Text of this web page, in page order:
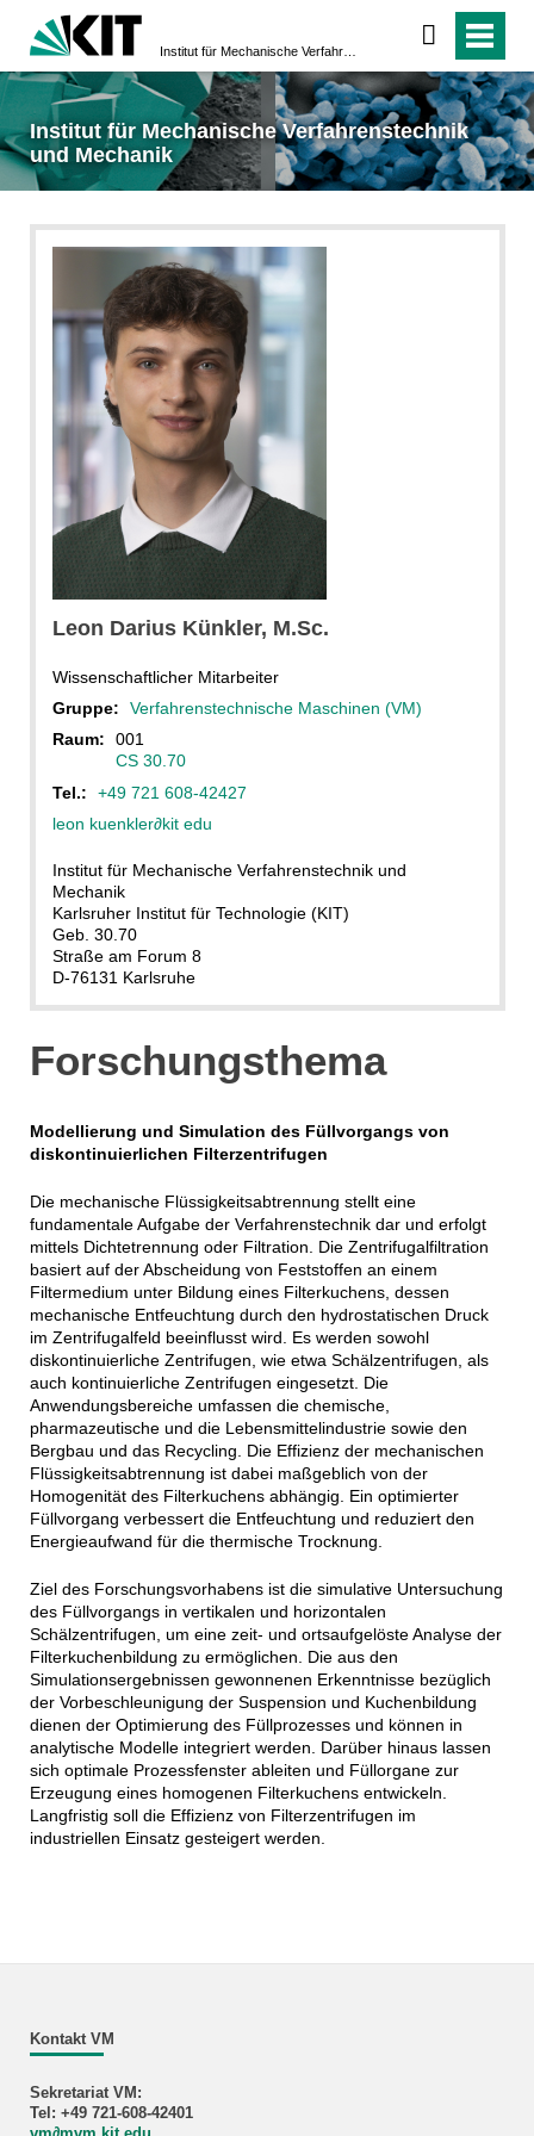
Institut für Mechanische Verfahrenstechnik
und Mechanik
Leon Darius Künkler, M.Sc.
Wissenschaftlicher Mitarbeiter
Gruppe:
Verfahrenstechnische Maschinen (VM)
Raum:
001
CS 30.70
Tel.:
+49 721 608-42427
leon kuenkler∂kit edu
Institut für Mechanische Verfahrenstechnik und
Mechanik
Karlsruher Institut für Technologie (KIT)
Geb. 30.70
Straße am Forum 8
D-76131 Karlsruhe
Forschungsthema
Modellierung und Simulation des Füllvorgangs von
diskontinuierlichen Filterzentrifugen
Die mechanische Flüssigkeitsabtrennung stellt eine
fundamentale Aufgabe der Verfahrenstechnik dar und erfolgt
mittels Dichtetrennung oder Filtration. Die Zentrifugalfiltration
basiert auf der Abscheidung von Feststoffen an einem
Filtermedium unter Bildung eines Filterkuchens, dessen
mechanische Entfeuchtung durch den hydrostatischen Druck
im Zentrifugalfeld beeinflusst wird. Es werden sowohl
diskontinuierliche Zentrifugen, wie etwa Schälzentrifugen, als
auch kontinuierliche Zentrifugen eingesetzt. Die
Anwendungsbereiche umfassen die chemische,
pharmazeutische und die Lebensmittelindustrie sowie den
Bergbau und das Recycling. Die Effizienz der mechanischen
Flüssigkeitsabtrennung ist dabei maßgeblich von der
Homogenität des Filterkuchens abhängig. Ein optimierter
Füllvorgang verbessert die Entfeuchtung und reduziert den
Energieaufwand für die thermische Trocknung.
Ziel des Forschungsvorhabens ist die simulative Untersuchung
des Füllvorgangs in vertikalen und horizontalen
Schälzentrifugen, um eine zeit- und ortsaufgelöste Analyse der
Filterkuchenbildung zu ermöglichen. Die aus den
Simulationsergebnissen gewonnenen Erkenntnisse bezüglich
der Vorbeschleunigung der Suspension und Kuchenbildung
dienen der Optimierung des Füllprozesses und können in
analytische Modelle integriert werden. Darüber hinaus lassen
sich optimale Prozessfenster ableiten und Füllorgane zur
Erzeugung eines homogenen Filterkuchens entwickeln.
Langfristig soll die Effizienz von Filterzentrifugen im
industriellen Einsatz gesteigert werden.
Kontakt VM
Sekretariat VM:
Tel: +49 721-608-42401